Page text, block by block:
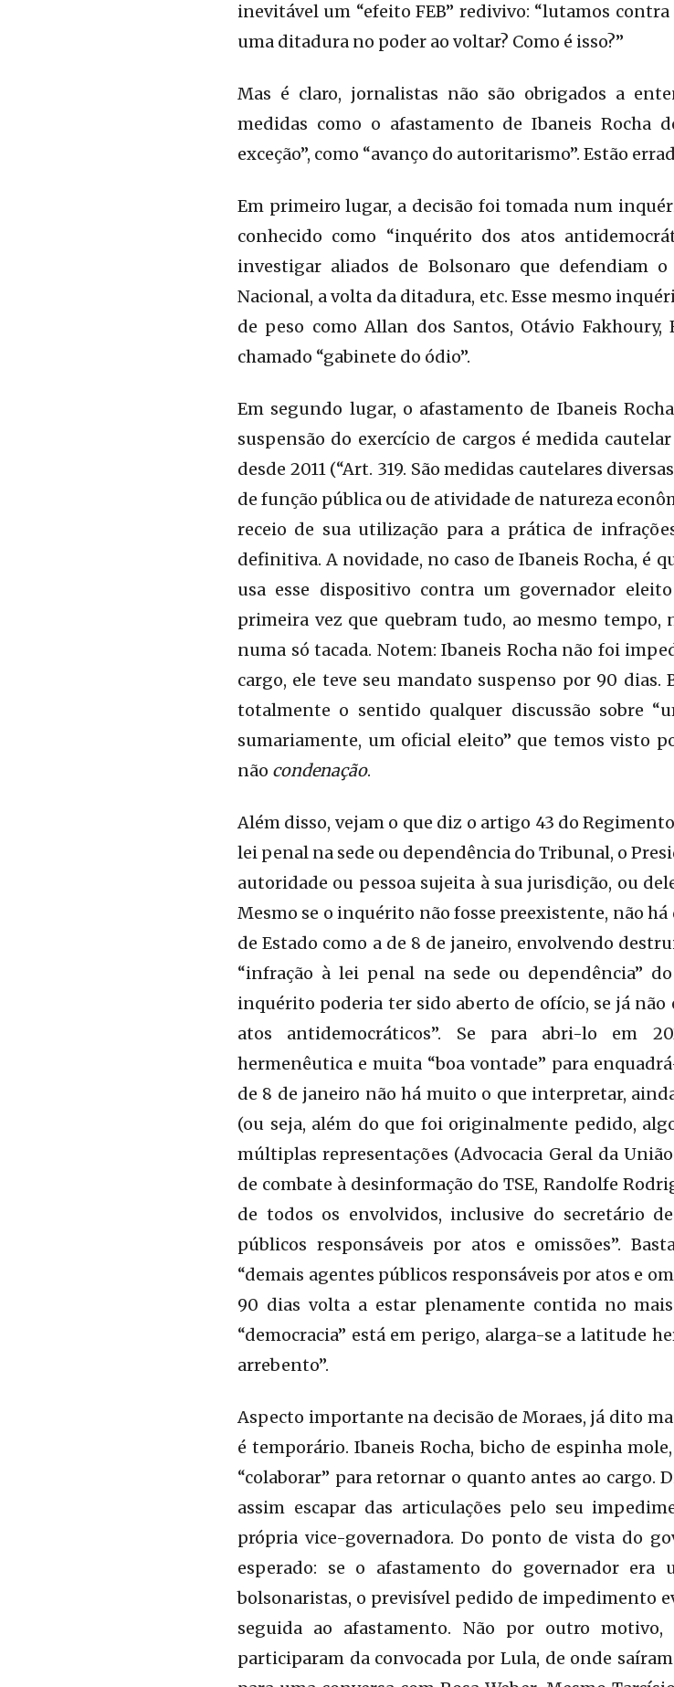
inevitável um “efeito FEB” redivivo: “lutamos
uma ditadura no poder ao voltar? Como é isso?”
Mas é claro, jornalistas não são obrigados a
medidas como o afastamento de Ibaneis Rocha
exceção”, como “avanço do autoritarismo”. Estão
Em primeiro lugar, a decisão foi tomada num
conhecido como “inquérito dos atos
investigar aliados de Bolsonaro que defendiam
Nacional, a volta da ditadura, etc. Esse mesmo
de peso como Allan dos Santos, Otávio
chamado “gabinete do ódio”.
Em segundo lugar, o afastamento de Ibaneis
suspensão do exercício de cargos é medida
desde 2011 (“Art. 319. São medidas cautelares
de função pública ou de atividade de natureza
receio de sua utilização para a prática de
definitiva. A novidade, no caso de Ibaneis Rocha, é
usa esse dispositivo contra um governador
primeira vez que quebram tudo, ao mesmo tempo,
numa só tacada. Notem: Ibaneis Rocha não foi
cargo, ele teve seu mandato suspenso por 90 dias.
totalmente o sentido qualquer discussão sobre
sumariamente, um oficial eleito” que temos visto
não condenação.
Além disso, vejam o que diz o artigo 43 do
lei penal na sede ou dependência do Tribunal, o
autoridade ou pessoa sujeita à sua jurisdição, ou
Mesmo se o inquérito não fosse preexistente, não
de Estado como a de 8 de janeiro, envolvendo
“infração à lei penal na sede ou dependência”
inquérito poderia ter sido aberto de ofício, se já não
atos antidemocráticos”. Se para abri-lo em
hermenêutica e muita “boa vontade” para
de 8 de janeiro não há muito o que interpretar,
(ou seja, além do que foi originalmente pedido,
múltiplas representações (Advocacia Geral da
de combate à desinformação do TSE, Randolfe
de todos os envolvidos, inclusive do secretário
públicos responsáveis por atos e omissões”.
“demais agentes públicos responsáveis por atos e
90 dias volta a estar plenamente contida no
“democracia” está em perigo, alarga-se a latitude
arrebento”.
Aspecto importante na decisão de Moraes, já dito
é temporário. Ibaneis Rocha, bicho de espinha
“colaborar” para retornar o quanto antes ao cargo.
assim escapar das articulações pelo seu
própria vice-governadora. Do ponto de vista do
esperado: se o afastamento do governador era
bolsonaristas, o previsível pedido de impedimento
seguida ao afastamento. Não por outro motivo,
participaram da convocada por Lula, de onde